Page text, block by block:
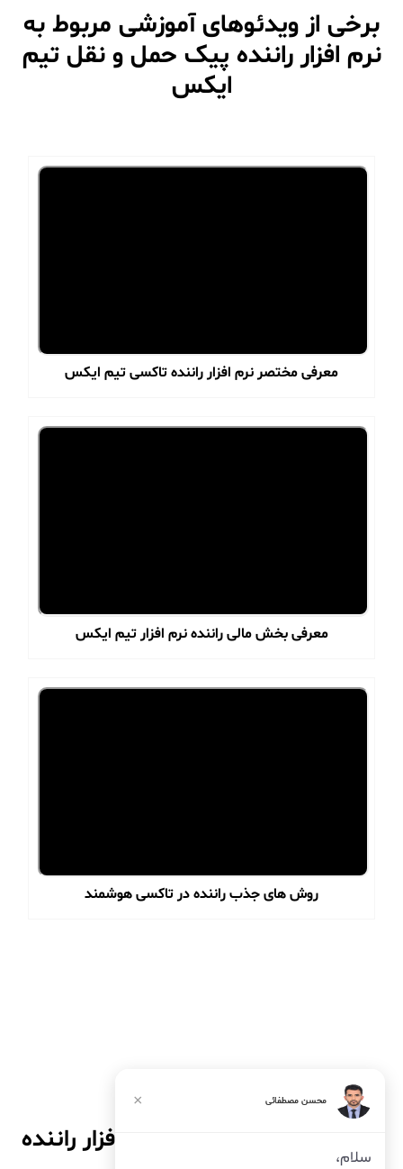
برخی از ویدئوهای آموزشی مربوط به
نرم افزار راننده پیک حمل و نقل تیم
ایکس
معرفی مختصر نرم افزار راننده تاکسی تیم ایکس
معرفی بخش مالی راننده نرم افزار تیم ایکس
روش های جذب راننده در تاکسی هوشمند
سوالات متداول در مورد نرم افزار راننده
محسن مصطفائی ×
سلام،